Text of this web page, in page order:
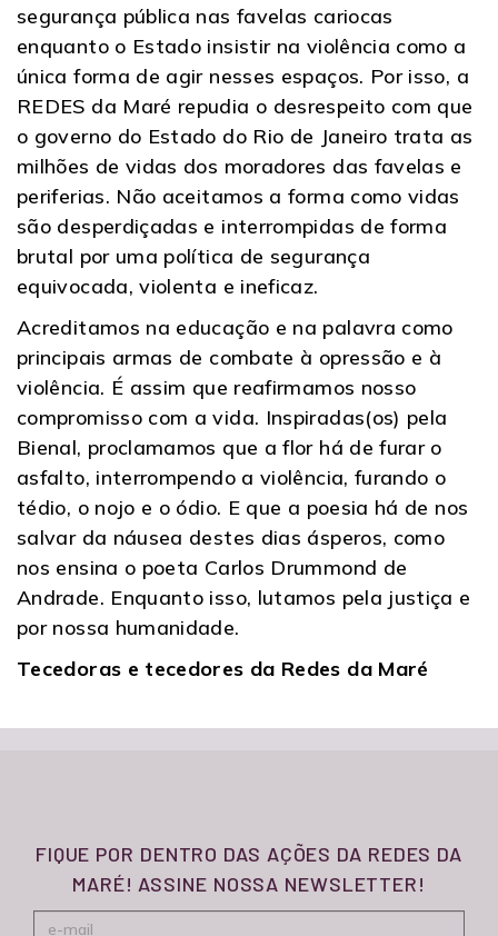
segurança pública nas favelas cariocas
enquanto o Estado insistir na violência como a
única forma de agir nesses espaços. Por isso, a
REDES da Maré repudia o desrespeito com que
o governo do Estado do Rio de Janeiro trata as
milhões de vidas dos moradores das favelas e
periferias. Não aceitamos a forma como vidas
são desperdiçadas e interrompidas de forma
brutal por uma política de segurança
equivocada, violenta e ineficaz.
Acreditamos na educação e na palavra como
principais armas de combate à opressão e à
violência. É assim que reafirmamos nosso
compromisso com a vida. Inspiradas(os) pela
Bienal, proclamamos que a flor há de furar o
asfalto, interrompendo a violência, furando o
tédio, o nojo e o ódio. E que a poesia há de nos
salvar da náusea destes dias ásperos, como
nos ensina o poeta Carlos Drummond de
Andrade. Enquanto isso, lutamos pela justiça e
por nossa humanidade.
Tecedoras e tecedores da Redes da Maré
FIQUE POR DENTRO DAS AÇÕES DA REDES DA
MARÉ! ASSINE NOSSA NEWSLETTER!